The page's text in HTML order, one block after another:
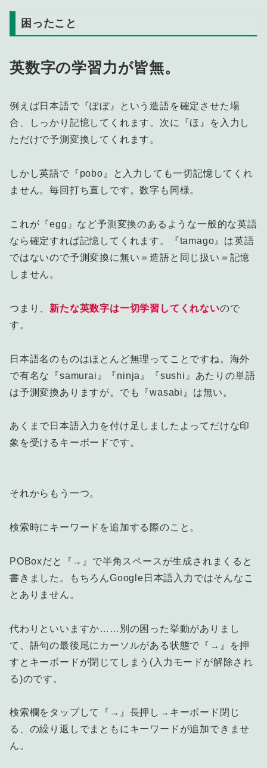
困ったこと
英数字の学習力が皆無。
例えば日本語で『ぽぼ』という造語を確定させた場
合、しっかり記憶してくれます。次に『ほ』を入力し
ただけで予測変換してくれます。
しかし英語で『pobo』と入力しても一切記憶してくれ
ません。毎回打ち直しです。数字も同様。
これが『egg』など予測変換のあるような一般的な英語
なら確定すれば記憶してくれます。『tamago』は英語
ではないので予測変換に無い＝造語と同じ扱い＝記憶
しません。
つまり、 新たな英数字は一切学習してくれないので
す。
日本語名のものはほとんど無理ってことですね。海外
で有名な『samurai』『ninja』『sushi』あたりの単語
は予測変換ありますが。でも『wasabi』は無い。
あくまで日本語入力を付け足しましたよってだけな印
象を受けるキーボードです。
それからもう一つ。
検索時にキーワードを追加する際のこと。
POBoxだと『→』で半角スペースが生成されまくると
書きました。もちろんGoogle日本語入力ではそんなこ
とありません。
代わりといいますか……別の困った挙動がありまし
て、語句の最後尾にカーソルがある状態で『→』を押
すとキーボードが閉じてしまう(入力モードが解除され
る)のです。
検索欄をタップして『→』長押し→キーボード閉じ
る、の繰り返しでまともにキーワードが追加できませ
ん。